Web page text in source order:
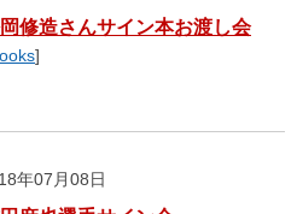
修造さんサイン本お渡し会
]
年07月08日